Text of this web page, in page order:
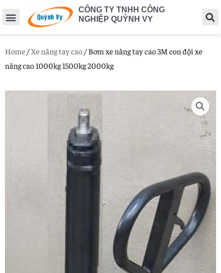
CÔNG TY TNHH CÔNG
NGHIỆP QUỲNH VY
Home /Xe nâng tay cao / Bơm xe nâng tay cao 3M con đội xe
nâng cao 1000kg 1500kg 2000kg